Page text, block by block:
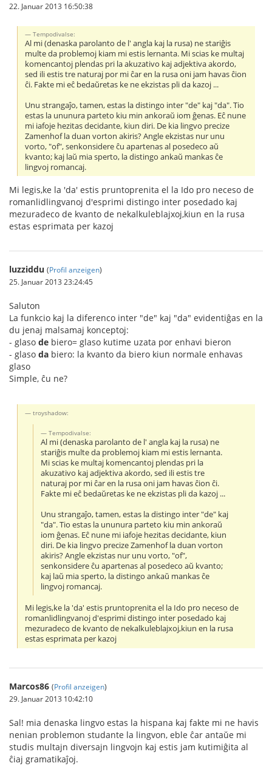
22. Januar 2013 16:50:38
Tempodivalse:
Al mi (denaska parolanto de l' angla kaj la rusa) ne stariĝis
multe da problemoj kiam mi estis lernanta. Mi scias ke multaj
komencantoj plendas pri la akuzativo kaj adjektiva akordo,
sed ili estis tre naturaj por mi ĉar en la rusa oni jam havas ĉion
ĉi. Fakte mi eĉ bedaŭretas ke ne ekzistas pli da kazoj ...
Unu strangaĵo, tamen, estas la distingo inter "de" kaj "da". Tio
estas la ununura parteto kiu min ankoraŭ iom ĝenas. Eĉ nune
mi iafoje hezitas decidante, kiun diri. De kia lingvo precize
Zamenhof la duan vorton akiris? Angle ekzistas nur unu
vorto, "of", senkonsidere ĉu apartenas al posedeco aŭ
kvanto; kaj laŭ mia sperto, la distingo ankaŭ mankas ĉe
lingvoj romancaj.
Mi legis,ke la 'da' estis pruntoprenita el la Ido pro neceso de
romanlidlingvanoj d'esprimi distingo inter posedado kaj
mezuradeco de kvanto de nekalkuleblajxoj,kiun en la rusa
estas esprimata per kazoj
luzziddu (Profil anzeigen)
25. Januar 2013 23:24:45
Saluton
La funkcio kaj la diferenco inter "de" kaj "da" evidentiĝas en la
du jenaj malsamaj konceptoj:
- glaso de biero= glaso kutime uzata por enhavi bieron
- glaso da biero: la kvanto da biero kiun normale enhavas
glaso
Simple, ĉu ne?
troyshadow:
Tempodivalse:
Al mi (denaska parolanto de l' angla kaj la rusa) ne
stariĝis multe da problemoj kiam mi estis lernanta.
Mi scias ke multaj komencantoj plendas pri la
akuzativo kaj adjektiva akordo, sed ili estis tre
naturaj por mi ĉar en la rusa oni jam havas ĉion ĉi.
Fakte mi eĉ bedaŭretas ke ne ekzistas pli da kazoj ...
Unu strangaĵo, tamen, estas la distingo inter "de" kaj
"da". Tio estas la ununura parteto kiu min ankoraŭ
iom ĝenas. Eĉ nune mi iafoje hezitas decidante, kiun
diri. De kia lingvo precize Zamenhof la duan vorton
akiris? Angle ekzistas nur unu vorto, "of",
senkonsidere ĉu apartenas al posedeco aŭ kvanto;
kaj laŭ mia sperto, la distingo ankaŭ mankas ĉe
lingvoj romancaj.
Mi legis,ke la 'da' estis pruntoprenita el la Ido pro neceso de
romanlidlingvanoj d'esprimi distingo inter posedado kaj
mezuradeco de kvanto de nekalkuleblajxoj,kiun en la rusa
estas esprimata per kazoj
Marcos86 (Profil anzeigen)
29. Januar 2013 10:42:10
Sal! mia denaska lingvo estas la hispana kaj fakte mi ne havis
nenian problemon studante la lingvon, eble ĉar antaŭe mi
studis multajn diversajn lingvojn kaj estis jam kutimiĝita al
ĉiaj gramatikaĵoj.